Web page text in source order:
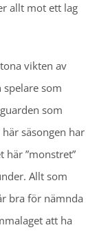
allt mot ett lag
vikten av
spelare som
som
säsongen har
här ”monstret”
Allt som
bra för nämnda
att ha